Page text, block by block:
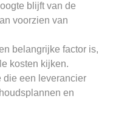
blijft van de
voorzien van
belangrijke factor is,
kosten kijken.
die een leverancier
en